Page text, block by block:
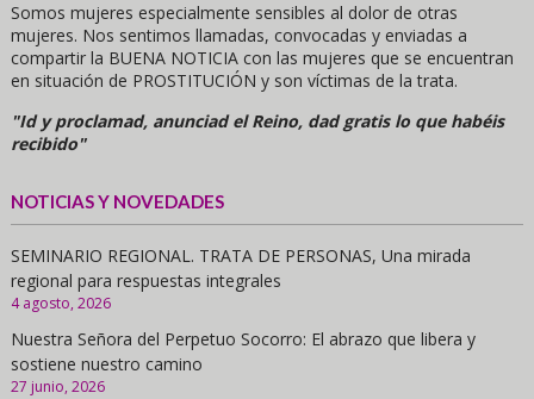
Somos mujeres especialmente sensibles al dolor de otras
mujeres. Nos sentimos llamadas, convocadas y enviadas a
compartir la BUENA NOTICIA con las mujeres que se encuentran
en situación de PROSTITUCIÓN y son víctimas de la trata.
"Id y proclamad, anunciad el Reino, dad gratis lo que habéis
recibido"
NOTICIAS Y NOVEDADES
SEMINARIO REGIONAL. TRATA DE PERSONAS, Una mirada
regional para respuestas integrales
4 agosto, 2026
Nuestra Señora del Perpetuo Socorro: El abrazo que libera y
sostiene nuestro camino
27 junio, 2026